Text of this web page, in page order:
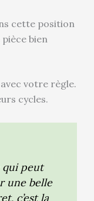
cette position
bien
votre règle.
cycles.
qui peut
une belle
c’est la